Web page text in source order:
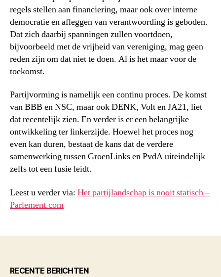
regels stellen aan financiering, maar ook over interne
democratie en afleggen van verantwoording is geboden.
Dat zich daarbij spanningen zullen voortdoen,
bijvoorbeeld met de vrijheid van vereniging, mag geen
reden zijn om dat niet te doen. Al is het maar voor de
toekomst.
Partijvorming is namelijk een continu proces. De komst
van BBB en NSC, maar ook DENK, Volt en JA21, liet
dat recentelijk zien. En verder is er een belangrijke
ontwikkeling ter linkerzijde. Hoewel het proces nog
even kan duren, bestaat de kans dat de verdere
samenwerking tussen GroenLinks en PvdA uiteindelijk
zelfs tot een fusie leidt.
Leest u verder via: Het partijlandschap is nooit statisch –
Parlement.com
RECENTE BERICHTEN